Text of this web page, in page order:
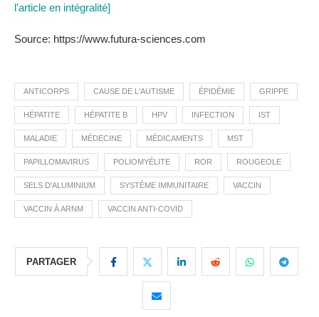
l'article en intégralité]
Source: https://www.futura-sciences.com
ANTICORPS CAUSE DE L'AUTISME ÉPIDÉMIE GRIPPE
HÉPATITE HÉPATITE B HPV INFECTION IST
MALADIE MÉDECINE MÉDICAMENTS MST
PAPILLOMAVIRUS POLIOMYÉLITE ROR ROUGEOLE
SELS D'ALUMINIUM SYSTÈME IMMUNITAIRE VACCIN
VACCIN À ARNM VACCIN ANTI-COVID
PARTAGER